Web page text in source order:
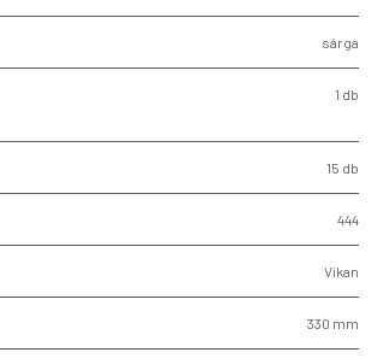
sárga
1 db
15 db
444
Vikan
330 mm